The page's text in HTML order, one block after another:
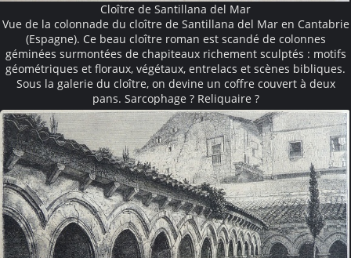
Cloître de Santillana del Mar
Vue de la colonnade du cloître de Santillana del Mar en Cantabrie
(Espagne). Ce beau cloître roman est scandé de colonnes
géminées surmontées de chapiteaux richement sculptés : motifs
géométriques et floraux, végétaux, entrelacs et scènes bibliques.
Sous la galerie du cloître, on devine un coffre couvert à deux
pans. Sarcophage ? Reliquaire ?